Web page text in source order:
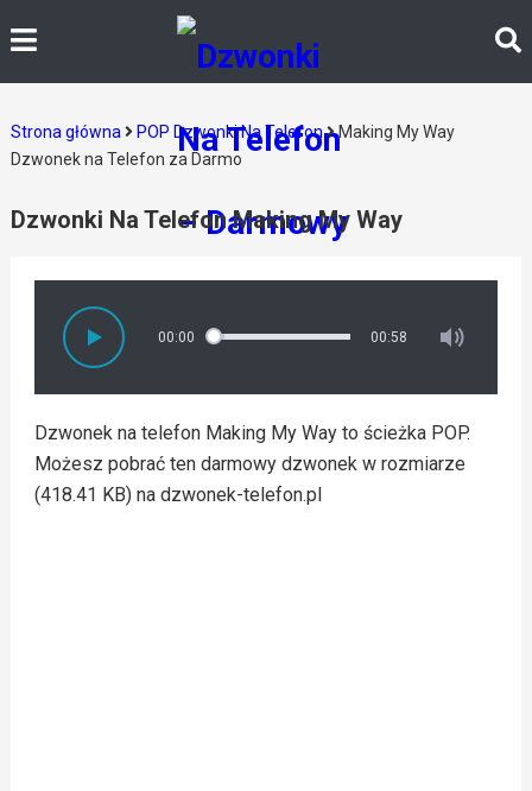
Strona główna POP Dzwonki Na Telefon
Making My Way
Dzwonek na Telefon za Darmo
Dzwonki Na Telefon Making My Way
00:00 00:58
Dzwonek na telefon Making My Way to ścieżka POP.
Możesz pobrać ten darmowy dzwonek w rozmiarze
(418.41 KB) na dzwonek-telefon.pl